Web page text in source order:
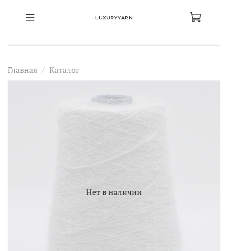
LUXURYYARN
Главная Каталог
Нет в наличии